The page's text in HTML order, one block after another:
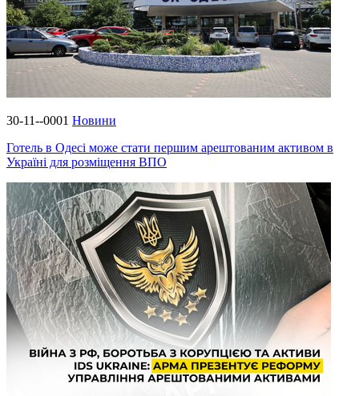
30-11--0001 Новини
Готель в Одесі може стати першим арештованим активом в
Україні для розміщення ВПО